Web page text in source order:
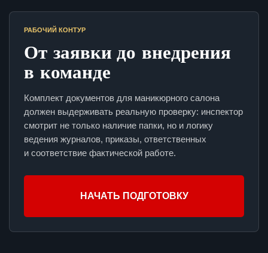
РАБОЧИЙ КОНТУР
От заявки до внедрения
в команде
Комплект документов для маникюрного салона
должен выдерживать реальную проверку: инспектор
смотрит не только наличие папки, но и логику
ведения журналов, приказы, ответственных
и соответствие фактической работе.
НАЧАТЬ ПОДГОТОВКУ